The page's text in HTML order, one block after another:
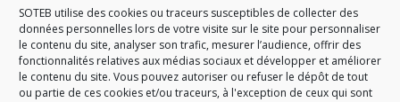
SOTEB utilise des cookies ou traceurs susceptibles de collecter des
données personnelles lors de votre visite sur le site pour personnaliser
le contenu du site, analyser son trafic, mesurer l’audience, offrir des
fonctionnalités relatives aux médias sociaux et développer et améliorer
le contenu du site. Vous pouvez autoriser ou refuser le dépôt de tout
ou partie de ces cookies et/ou traceurs, à l'exception de ceux qui sont
Tél : +33 (0)4 50 42 04 59
HOME CONDITIONS OF SALE CONDITIONS OF PURCHASE